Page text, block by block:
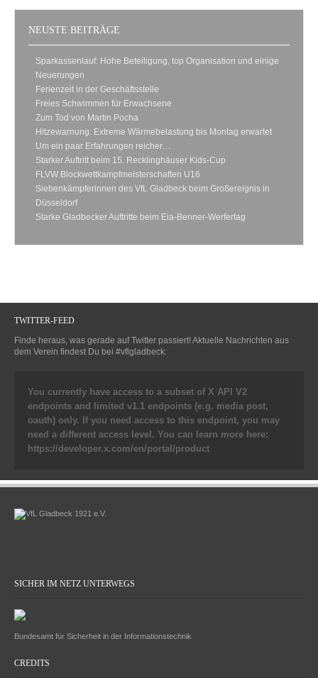
NEUSTE BEITRÄGE
Sparkassenlauf: Hohe Beteiligung, top Organisation und einige
Neuerungen
Ferienzeit in der Geschäftsstelle
Freies Schwimmen für Erwachsene
Zum Tod von Martin Pocha
Hitzewarnung: Extreme Wärmebelastung bis Montag erwartet
Um ein paar Erfahrungen reicher…
Starker Auftritt beim 15. Recklinghäuser Kids-Cup
FLVW Blockwettkampfmeisterschaften U16
Siebenkämpferinnen des VfL Gladbeck beim Großereignis in
Düsseldorf
Starke Gladbecker Auftritte beim Eia-Benner-Werfertag
TWITTER-FEED
Finde heraus, was gerade auf Twitter passiert! Aktuelle Nachrichten aus
dem Verein findest Du bei #vflgladbeck:
You currently have access to a subset of X API V2
endpoints and limited v1.1 endpoints (e.g. media post,
oauth) only. If you need access to this endpoint, you may
need a different access level. You can learn more here:
https://developer.x.com/en/portal/product
SICHER IM NETZ UNTERWEGS
Bundesamt für Sicherheit in der Informationstechnik
CREDITS